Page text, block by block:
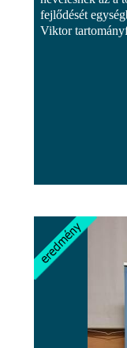
fejlődését
Viktor